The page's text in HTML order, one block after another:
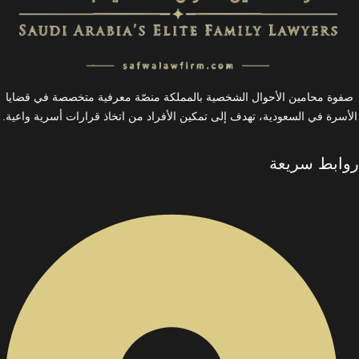
صفوة محامين الأحوال الشخصية بالمملكة منصّة معرفية متخصصة في قضايا
الأسرة في السعودية، تهدف إلى تمكين الأفراد من اتخاذ قرارات أسرية واعية.
روابط سريعة